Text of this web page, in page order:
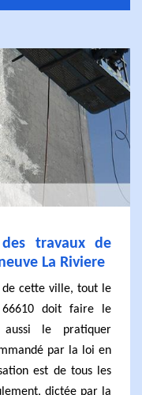
travaux de
La Riviere
de cette ville, tout le
66610 doit faire le
le pratiquer
par la loi en
est de tous les
dictée par la